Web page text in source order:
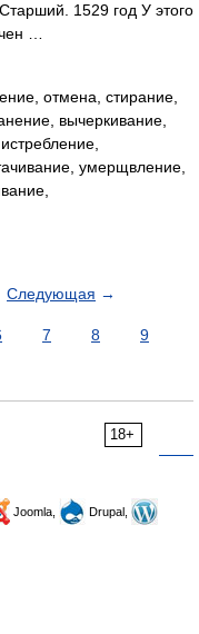
1529 год У этого
…
отмена, стирание,
вычеркивание,
умерщвление,
Следующая →
7 8
9
18+
Joomla,
Drupal,